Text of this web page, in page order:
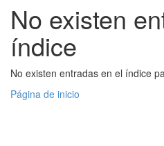
No existen
índice
No existen entradas en el índice
Página de inicio